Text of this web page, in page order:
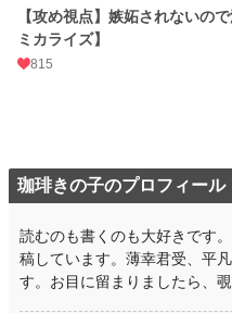
【攻め視点】嫉妬されないの
ミカライズ】
815
珈琲きの子のプロフィール
読むのも書くのも大好きです
稿しています。薄幸君受、平
す。お目に留まりましたら、